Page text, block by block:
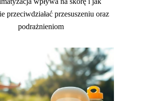
przeciwdziałać przesuszeniu oraz
podrażnieniom